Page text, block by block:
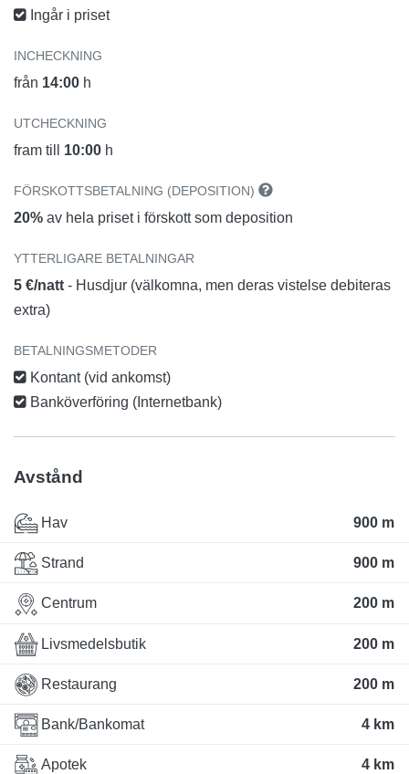
Ingår i priset
INCHECKNING
från 14:00 h
UTCHECKNING
fram till 10:00 h
FÖRSKOTTSBETALNING (DEPOSITION)
20% av hela priset i förskott som deposition
YTTERLIGARE BETALNINGAR
5 €/natt - Husdjur (välkomna, men deras vistelse debiteras
extra)
BETALNINGSMETODER
Kontant (vid ankomst)
Banköverföring (Internetbank)
Avstånd
Hav 900 m
Strand 900 m
Centrum 200 m
Livsmedelsbutik 200 m
Restaurang 200 m
Bank/Bankomat 4 km
Apotek 4 km